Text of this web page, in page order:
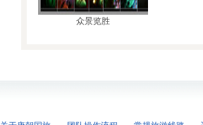
众景览胜